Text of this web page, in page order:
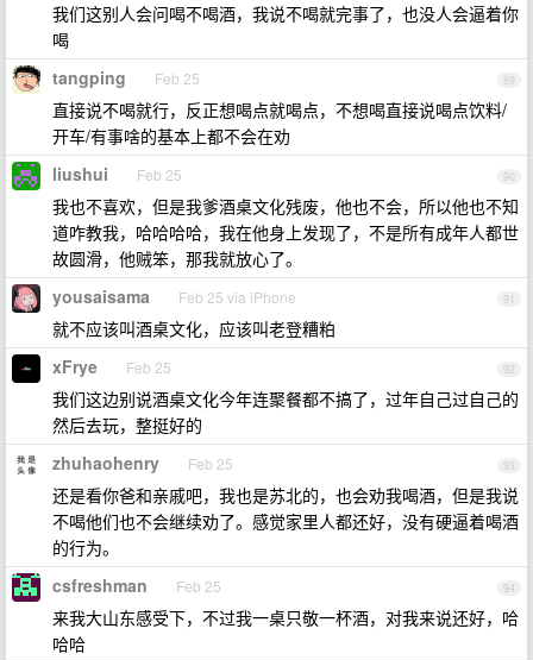
我们这别人会问喝不喝酒，我说不喝就完事了，也没人会逼着你
喝
89
tangping Feb 25
直接说不喝就行，反正想喝点就喝点，不想喝直接说喝点饮料/
开车/有事啥的基本上都不会在劝
90
liushui Feb 25
我也不喜欢，但是我爹酒桌文化残废，他也不会，所以他也不知
道咋教我，哈哈哈哈，我在他身上发现了，不是所有成年人都世
故圆滑，他贼笨，那我就放心了。
91
yousaisama Feb 25 via iPhone
就不应该叫酒桌文化，应该叫老登糟粕
92
xFrye Feb 25
我们这边别说酒桌文化今年连聚餐都不搞了，过年自己过自己的
然后去玩，整挺好的
93
zhuhaohenry Feb 25
还是看你爸和亲戚吧，我也是苏北的，也会劝我喝酒，但是我说
不喝他们也不会继续劝了。感觉家里人都还好，没有硬逼着喝酒
的行为。
94
csfreshman Feb 25
来我大山东感受下，不过我一桌只敬一杯酒，对我来说还好，哈
哈哈